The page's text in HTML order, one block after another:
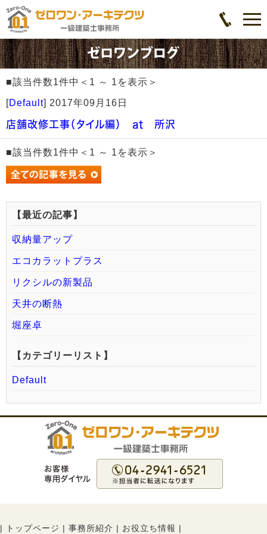
■該当件数1件中＜1 ～ 1を表示＞
[Default] 2017年09月16日
店舗改修工事（タイル編） at 所沢
■該当件数1件中＜1 ～ 1を表示＞
【最近の記事】
収納量アップ
エコカラットプラス
リクシルの新製品
天井の断熱
堀座卓
【カテゴリーリスト】
Default
| トップページ | 事務所紹介 | お役立ち情報 |